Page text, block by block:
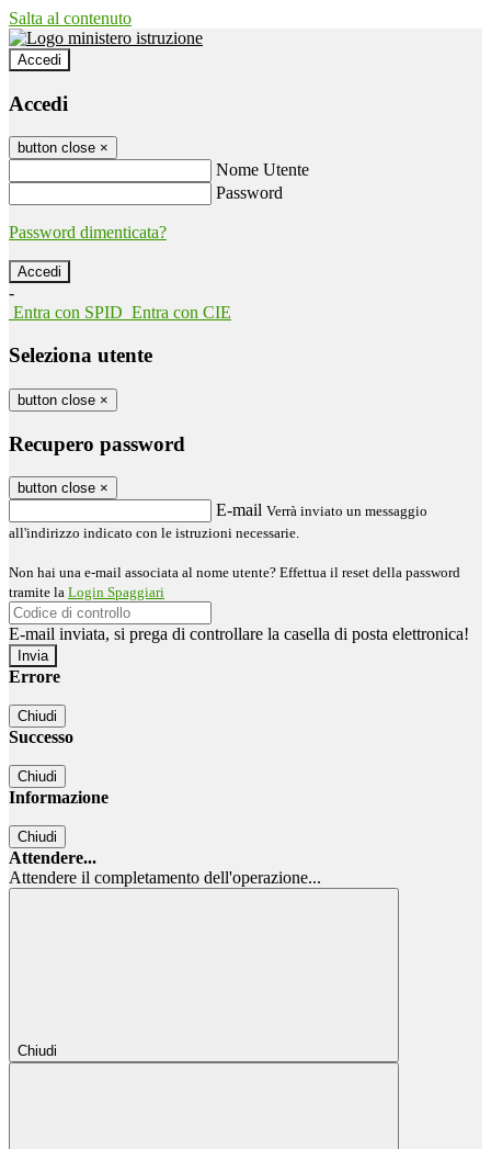
Salta al contenuto
Accedi
Accedi
button close ×
Nome Utente
Password
Password dimenticata?
-
Entra con SPID Entra con CIE
Seleziona utente
button close ×
Recupero password
button close ×
E-mail Verrà inviato un messaggio
all'indirizzo indicato con le istruzioni necessarie.
Non hai una e-mail associata al nome utente? Effettua il reset della password
tramite la Login Spaggiari
E-mail inviata, si prega di controllare la casella di posta elettronica!
Errore
Chiudi
Successo
Chiudi
Informazione
Chiudi
Attendere...
Attendere il completamento dell'operazione...
Chiudi